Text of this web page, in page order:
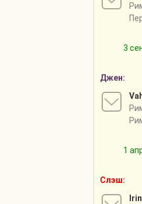
3
Джен:
1
Слэш: